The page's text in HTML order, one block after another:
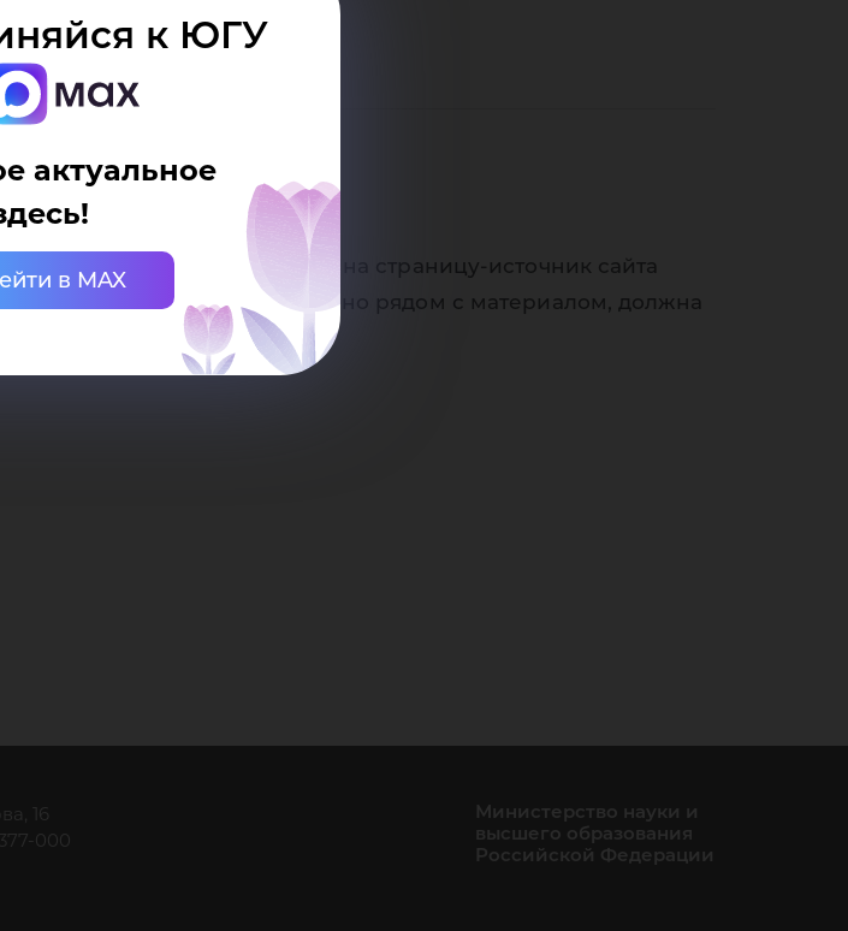
к ЮГУ
актуальное
в MAX
(кликабельной) ссылки на страницу-источник сайта
находиться непосредственно рядом с материалом, должна
16
000
Министерство науки и
высшего образования
Российской Федерации